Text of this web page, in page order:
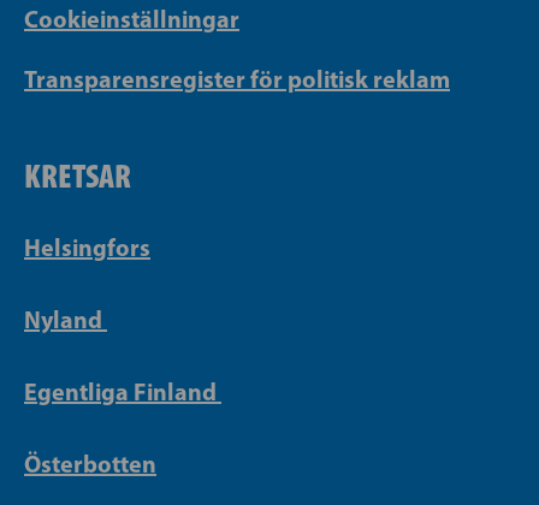
Cookieinställningar
Transparensregister för politisk reklam
KRETSAR
Helsingfors
Nyland
Egentliga Finland
Österbotten